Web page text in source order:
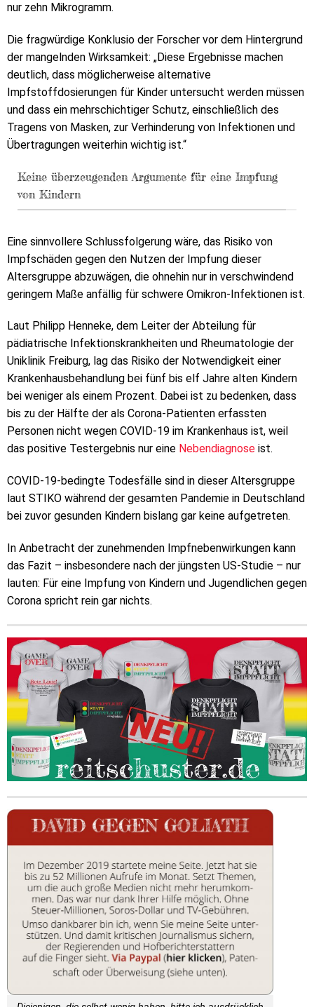
nur zehn Mikrogramm.
Die fragwürdige Konklusio der Forscher vor dem Hintergrund
der mangelnden Wirksamkeit: „Diese Ergebnisse machen
deutlich, dass möglicherweise alternative
Impfstoffdosierungen für Kinder untersucht werden müssen
und dass ein mehrschichtiger Schutz, einschließlich des
Tragens von Masken, zur Verhinderung von Infektionen und
Übertragungen weiterhin wichtig ist.“
Keine überzeugenden Argumente für eine Impfung
von Kindern
Eine sinnvollere Schlussfolgerung wäre, das Risiko von
Impfschäden gegen den Nutzen der Impfung dieser
Altersgruppe abzuwägen, die ohnehin nur in verschwindend
geringem Maße anfällig für schwere Omikron-Infektionen ist.
Laut Philipp Henneke, dem Leiter der Abteilung für
pädiatrische Infektionskrankheiten und Rheumatologie der
Uniklinik Freiburg, lag das Risiko der Notwendigkeit einer
Krankenhausbehandlung bei fünf bis elf Jahre alten Kindern
bei weniger als einem Prozent. Dabei ist zu bedenken, dass
bis zu der Hälfte der als Corona-Patienten erfassten
Personen nicht wegen COVID-19 im Krankenhaus ist, weil
das positive Testergebnis nur eine Nebendiagnose ist.
COVID-19-bedingte Todesfälle sind in dieser Altersgruppe
laut STIKO während der gesamten Pandemie in Deutschland
bei zuvor gesunden Kindern bislang gar keine aufgetreten.
In Anbetracht der zunehmenden Impfnebenwirkungen kann
das Fazit – insbesondere nach der jüngsten US-Studie – nur
lauten: Für eine Impfung von Kindern und Jugendlichen gegen
Corona spricht rein gar nichts.